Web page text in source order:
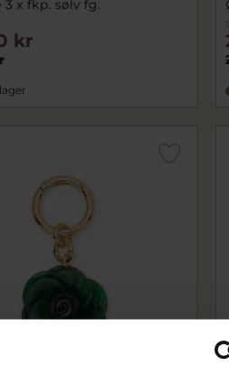
x fkp. sølv fg.
kr